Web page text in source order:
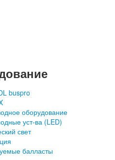
buspro
оборудование
уст-ва (LED)
свет
балласты